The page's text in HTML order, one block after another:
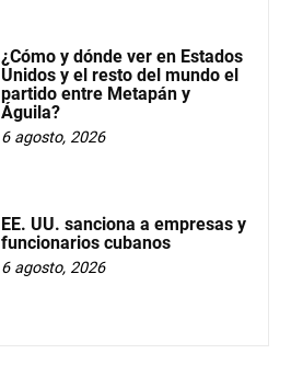
¿Cómo y dónde ver en Estados
Unidos y el resto del mundo el
partido entre Metapán y
Águila?
6 agosto, 2026
EE. UU. sanciona a empresas y
funcionarios cubanos
6 agosto, 2026